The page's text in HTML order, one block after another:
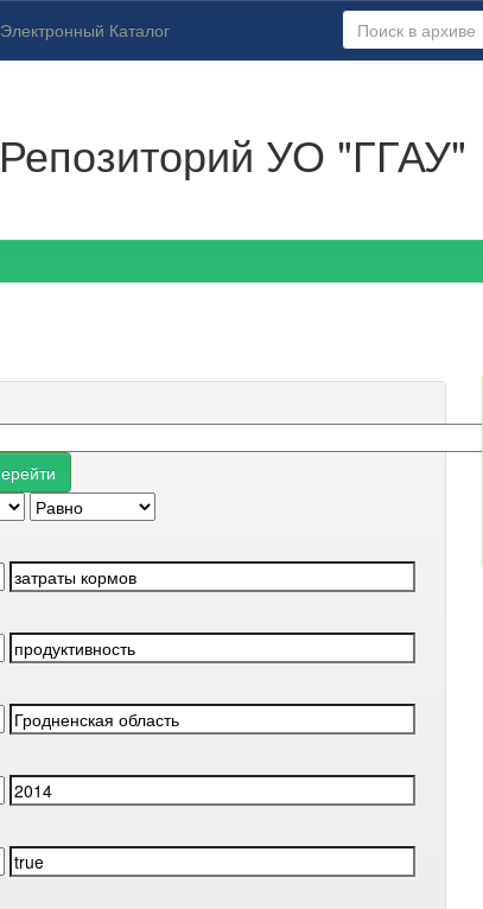
Электронный Каталог
Репозиторий УО "ГГАУ"